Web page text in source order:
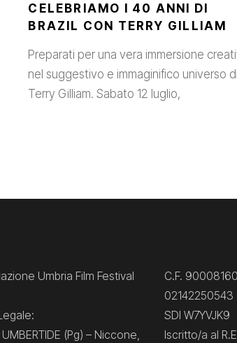
CELEBRIAMO I 40 ANNI DI
BRAZIL CON TERRY GILLIAM
Preparati per una vera immersione
nel suggestivo e immaginifico universo di
Terry Gilliam. Sabato 12 luglio,
Umbria Film Festival
(Pg) – Niccone,
C.F.
02142250543
SDI W7YVJK9
Iscritto/a al